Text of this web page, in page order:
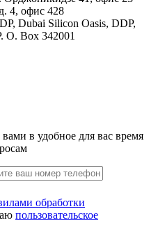
4, офис 428
Dubai Silicon Oasis, DDP,
O. Box 342001
в удобное для вас время
обработки
пользовательское